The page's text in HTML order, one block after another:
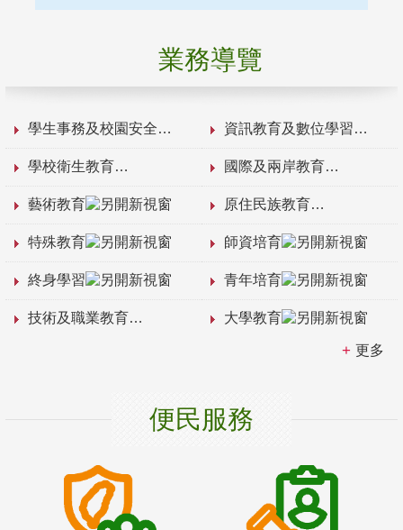
業務導覽
學生事務及校園安全 資訊教育及數位學習
學校衛生教育 國際及兩岸教育
藝術教育 原住民族教育
特殊教育 師資培育
終身學習 青年培育
技術及職業教育 大學教育
更多
便民服務